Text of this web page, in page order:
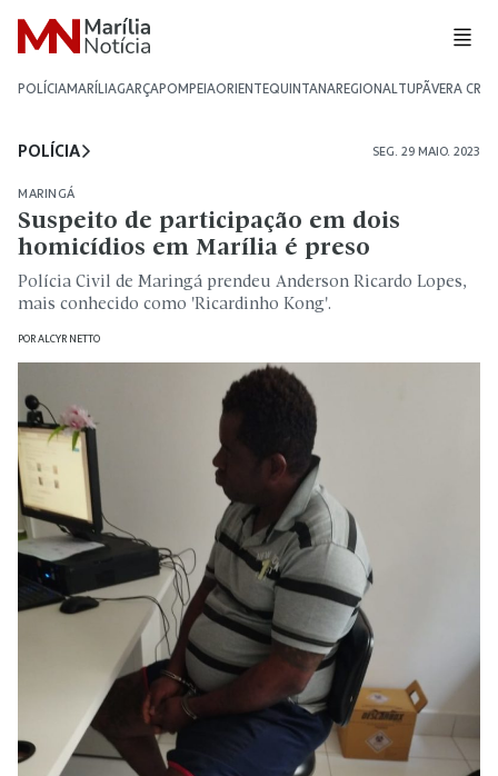
POLÍCIAMARÍLIAGARÇAPOMPEIAORIENTEQUINTANAREGIONALTUPÃVERA CRUZ
POLÍCIA SEG. 29 MAIO. 2023
MARINGÁ
Suspeito de participação em dois
homicídios em Marília é preso
Polícia Civil de Maringá prendeu Anderson Ricardo Lopes,
mais conhecido como 'Ricardinho Kong'.
PORALCYR NETTO